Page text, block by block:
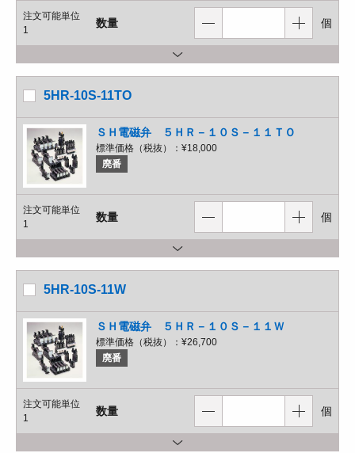
注文可能単位
1
数量 個
5HR-10S-11TO
ＳＨ電磁弁 ５ＨＲ－１０Ｓ－１１ＴＯ
標準価格（税抜）： ¥18,000
廃番
注文可能単位
1
数量 個
5HR-10S-11W
ＳＨ電磁弁 ５ＨＲ－１０Ｓ－１１Ｗ
標準価格（税抜）： ¥26,700
廃番
注文可能単位
1
数量 個